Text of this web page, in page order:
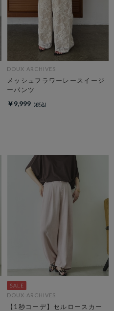
DOUX ARCHIVES
メッシュフラワーレースイージ
ーパンツ
￥9,999
DOUX ARCHIVES
【1秒コーデ】セルロースカー